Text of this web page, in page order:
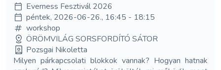
Everness Fesztivál 2026
péntek, 2026-06-26., 16:45 - 18:15
workshop
ÖRÖMVILÁG SORSFORDÍTÓ SÁTOR
Pozsgai Nikoletta
Milyen párkapcsolati blokkok vannak? Hogyan hatnak